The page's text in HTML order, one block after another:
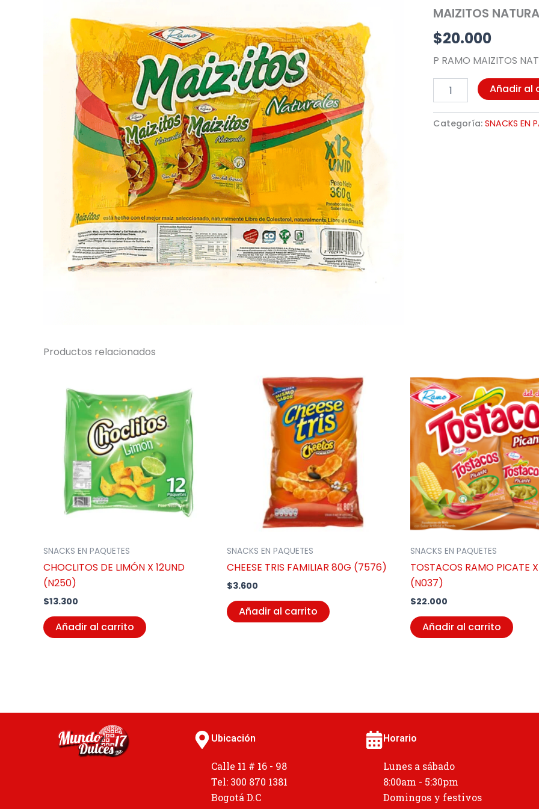
MAIZITOS
$20.000
P RAMO MAIZITOS
(N039)
cantidad
Añadir al
Categoría: SNACKS EN
Productos relacionados
SNACKS EN PAQUETES
CHOCLITOS DE LIMÓN X 12UND
(N250)
$13.300
Añadir al carrito
SNACKS EN PAQUETES
CHEESE TRIS FAMILIAR 80G (7576)
$3.600
Añadir al carrito
SNACKS EN PAQUETES
TOSTACOS RAMO PICATE
(N037)
$22.000
Añadir al carrito
Ubicación
Calle 11 # 16 - 98
Tel: 300 870 1381
Bogotá D.C
Horario
Lunes a sábado
8:00am - 5:30pm
Domingos y festivos